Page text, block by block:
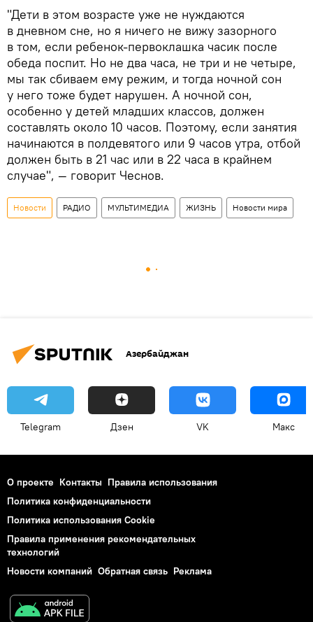
"Дети в этом возрасте уже не нуждаются
в дневном сне, но я ничего не вижу зазорного
в том, если ребенок-первоклашка часик после
обеда поспит. Но не два часа, не три и не четыре,
мы так сбиваем ему режим, и тогда ночной сон
у него тоже будет нарушен. А ночной сон,
особенно у детей младших классов, должен
составлять около 10 часов. Поэтому, если занятия
начинаются в полдевятого или 9 часов утра, отбой
должен быть в 21 час или в 22 часа в крайнем
случае", — говорит Чеснов.
Новости РАДИО МУЛЬТИМЕДИА ЖИЗНЬ Новости мира
Азербайджан
Telegram Дзен VK Макс
О проекте Контакты Правила использования
Политика конфиденциальности
Политика использования Cookie
Правила применения рекомендательных
технологий
Новости компаний Обратная связь Реклама